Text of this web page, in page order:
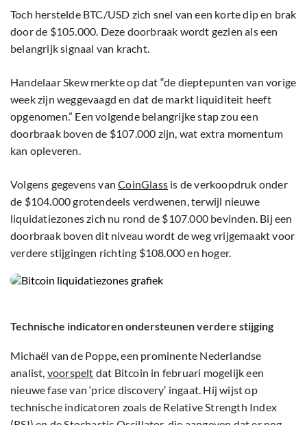
Toch herstelde BTC/USD zich snel van een korte dip en brak
door de $105.000. Deze doorbraak wordt gezien als een
belangrijk signaal van kracht.
Handelaar Skew merkte op dat “de dieptepunten van vorige
week zijn weggevaagd en dat de markt liquiditeit heeft
opgenomen.” Een volgende belangrijke stap zou een
doorbraak boven de $107.000 zijn, wat extra momentum
kan opleveren.
Volgens gegevens vanCoinGlass is de verkoopdruk onder
de $104.000 grotendeels verdwenen, terwijl nieuwe
liquidatiezones zich nu rond de $107.000 bevinden. Bij een
doorbraak boven dit niveau wordt de weg vrijgemaakt voor
verdere stijgingen richting $108.000 en hoger.
Technische indicatoren ondersteunen verdere stijging
Michaël van de Poppe, een prominente Nederlandse
analist, voorspelt dat Bitcoin in februari mogelijk een
nieuwe fase van ‘price discovery’ ingaat. Hij wijst op
technische indicatoren zoals de Relative Strength Index